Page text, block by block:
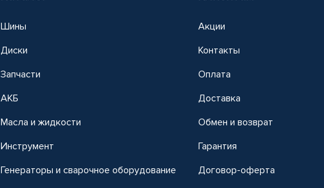
Шины
Диски
Запчасти
АКБ
Масла и жидкости
Инструмент
Генераторы и сварочное оборудование
Акции
Контакты
Оплата
Доставка
Обмен и возврат
Гарантия
Договор-оферта